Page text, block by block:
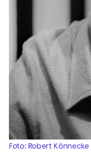
Foto: Robert Könnecke